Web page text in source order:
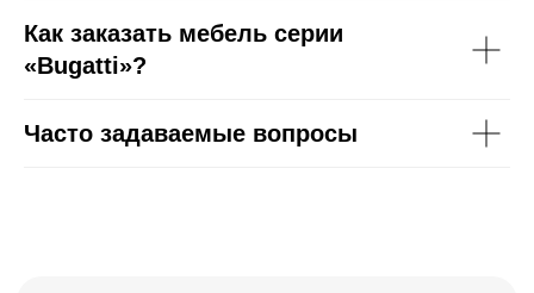
Как заказать мебель серии
«Bugatti»?
Часто задаваемые вопросы